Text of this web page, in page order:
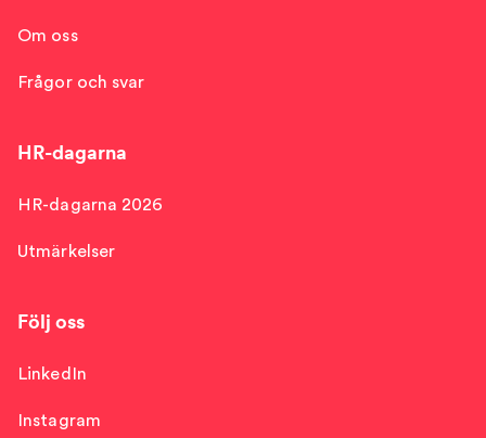
Om oss
Frågor och svar
HR-dagarna
HR-dagarna 2026
Utmärkelser
Följ oss
LinkedIn
Instagram